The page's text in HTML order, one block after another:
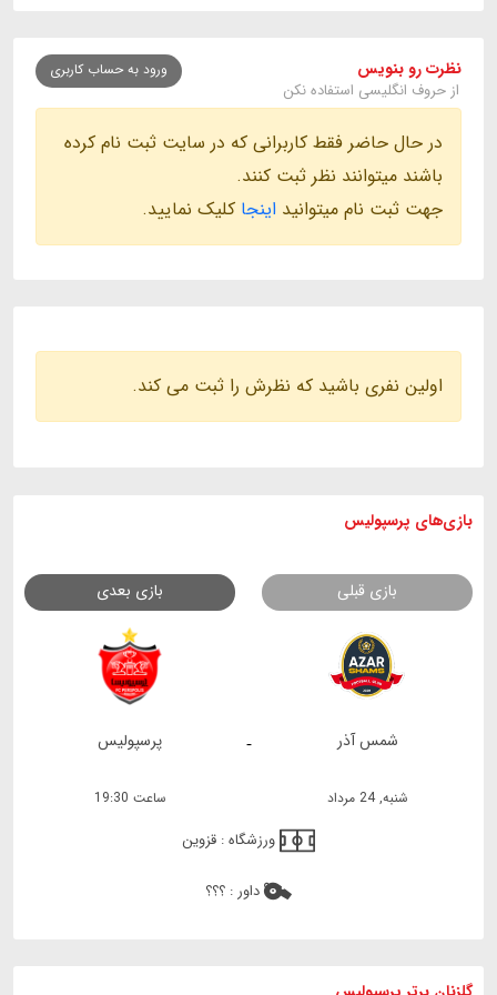
نظرت رو بنویس
از حروف انگلیسی استفاده نکن
ورود به حساب کاربری
در حال حاضر فقط کاربرانی که در سایت ثبت نام کرده
باشند میتوانند نظر ثبت کنند.
جهت ثبت نام میتوانید اینجا کلیک نمایید.
اولین نفری باشید که نظرش را ثبت می کند.
بازی های پرسپولیس
بازی قبلی بازی بعدی
- شمس آذر پرسپولیس
شنبه, 24 مرداد ساعت 19:30
ورزشگاه : قزوین
داور : ؟؟؟